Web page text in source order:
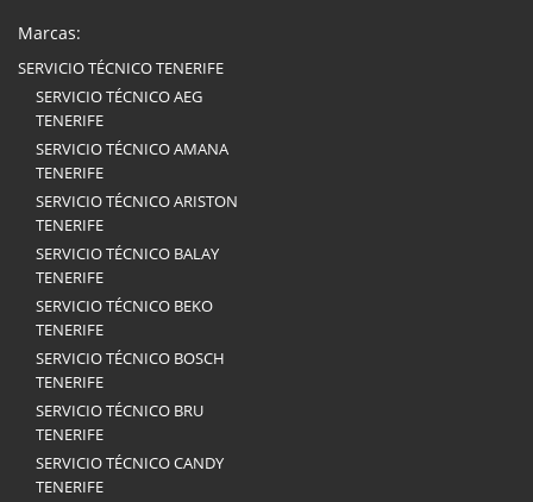
Marcas:
SERVICIO TÉCNICO TENERIFE
SERVICIO TÉCNICO AEG
TENERIFE
SERVICIO TÉCNICO AMANA
TENERIFE
SERVICIO TÉCNICO ARISTON
TENERIFE
SERVICIO TÉCNICO BALAY
TENERIFE
SERVICIO TÉCNICO BEKO
TENERIFE
SERVICIO TÉCNICO BOSCH
TENERIFE
SERVICIO TÉCNICO BRU
TENERIFE
SERVICIO TÉCNICO CANDY
TENERIFE